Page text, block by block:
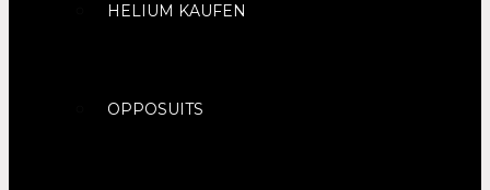
HELIUM KAUFEN
OPPOSUITS